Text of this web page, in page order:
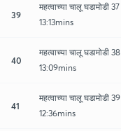
39
महत्वाच्या चालू घडामोडी 37
13:13mins
40
महत्वाच्या चालू घडामोडी 38
13:09mins
41
महत्वाच्या चालू घडामोडी 39
12:36mins